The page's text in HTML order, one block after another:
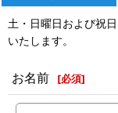
土・日曜日および祝
いたします。
お名前 [必須]